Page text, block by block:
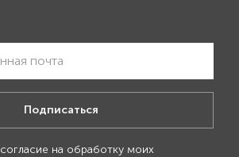
Подписаться
согласие на обработку моих